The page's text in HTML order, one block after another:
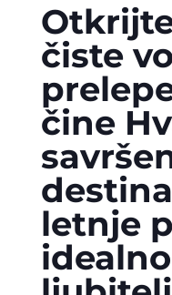
čiste
čine
letnje